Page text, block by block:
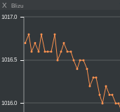
X Blizu